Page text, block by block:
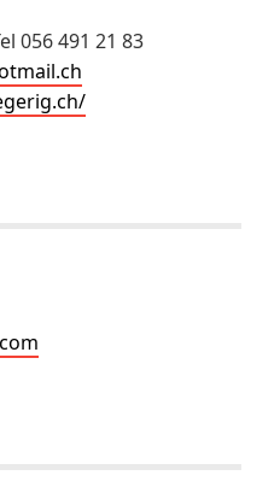
056 491 21 83